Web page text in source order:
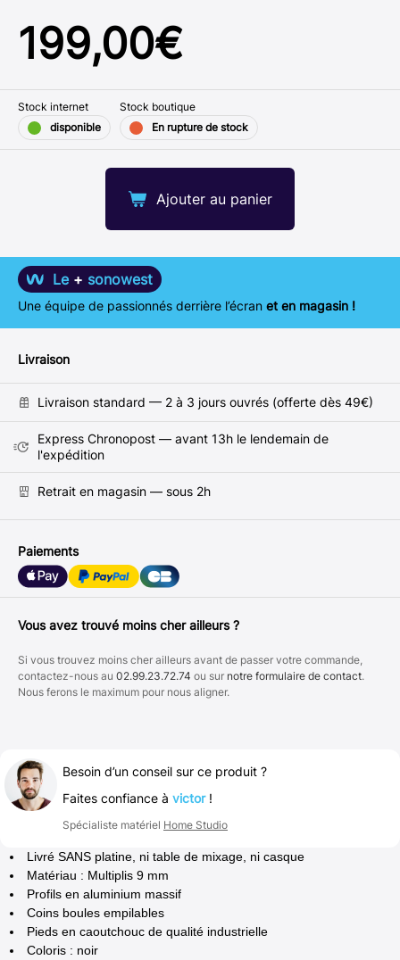
199,00€
Ajouter au panier
Stock internet
disponible
Stock boutique
En rupture de stock
Le + sonowest
Une équipe de passionnés derrière l’écran et en magasin !
Livraison
Livraison standard — 2 à 3 jours ouvrés (offerte dès 49€)
Express Chronopost — avant 13h le lendemain de
l'expédition
Retrait en magasin — sous 2h
Paiements
Vous avez trouvé moins cher ailleurs ?
Si vous trouvez moins cher ailleurs avant de passer votre commande,
contactez-nous au 02.99.23.72.74 ou sur notre formulaire de contact.
Nous ferons le maximum pour nous aligner.
Besoin d’un conseil sur ce produit ?
Faites confiance à victor!
Spécialiste matériel Home Studio
Livré SANS platine, ni table de mixage, ni casque
Matériau : Multiplis 9 mm
Profils en aluminium massif
Coins boules empilables
Pieds en caoutchouc de qualité industrielle
Coloris : noir